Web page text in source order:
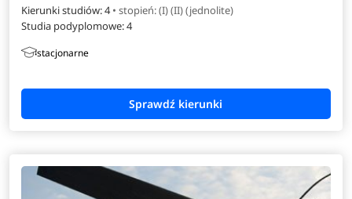
Kierunki studiów: 4• stopień: (I) (II) (jednolite)
Studia podyplomowe:4
stacjonarne